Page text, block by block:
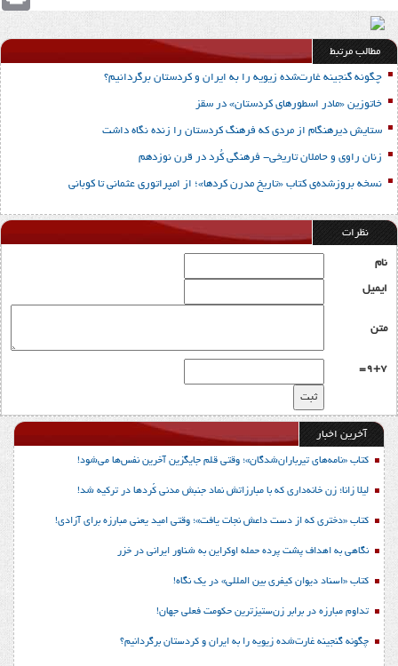
مطالب مرتبط
چگونه گنجینه غارت‌شده زیویه را به ایران و کردستان برگردانیم؟
خاتوزین «مادر اسطورهای کردستان» در سقز
ستایش دیرهنگام از مردی که فرهنگ کردستان را زنده نگاه داشت
زنان راوی و حاملان تاریخی- فرهنگی کُرد در قرن نوزدهم
نسخه بروزشده‌ی کتاب «تاریخ مدرن کردها»؛ از امپراتوری عثمانی تا کوبانی
نظرات
نام
ایمیل
متن
9+7=
آخرین اخبار
کتاب «نامه‌های تیرباران‌شدگان»؛ وقتی قلم جایگزین آخرین نفس‌ها می‌شود!
لیلا زانا؛ زن خانه‌داری که با مبارزاتش نماد جنبش مدنی کُردها در ترکیه شد!
کتاب «دختری که از دست داعش نجات یافت»؛ وقتی امید یعنی مبارزه برای آزادی!
نگاهی به اهداف پشت پرده حمله اوکراین به شناور ایرانی در خزر
کتاب «اسناد دیوان کیفری بین المللی» در یک نگاه!
تداوم مبارزه در برابر زن‌ستیزترین حکومت فعلی جهان!
چگونه گنجینه غارت‌شده زیویه را به ایران و کردستان برگردانیم؟